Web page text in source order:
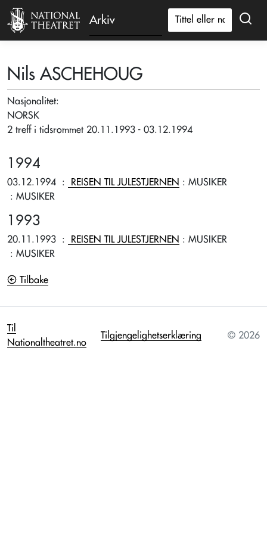
Arkiv
Nils ASCHEHOUG
Nasjonalitet:
NORSK
2 treff i tidsrommet 20.11.1993 - 03.12.1994
1994
03.12.1994 : REISEN TIL JULESTJERNEN : MUSIKER
: MUSIKER
1993
20.11.1993 : REISEN TIL JULESTJERNEN : MUSIKER
: MUSIKER
Tilbake
Til
Nationaltheatret.no
Tilgjengelighetserklæring © 2026